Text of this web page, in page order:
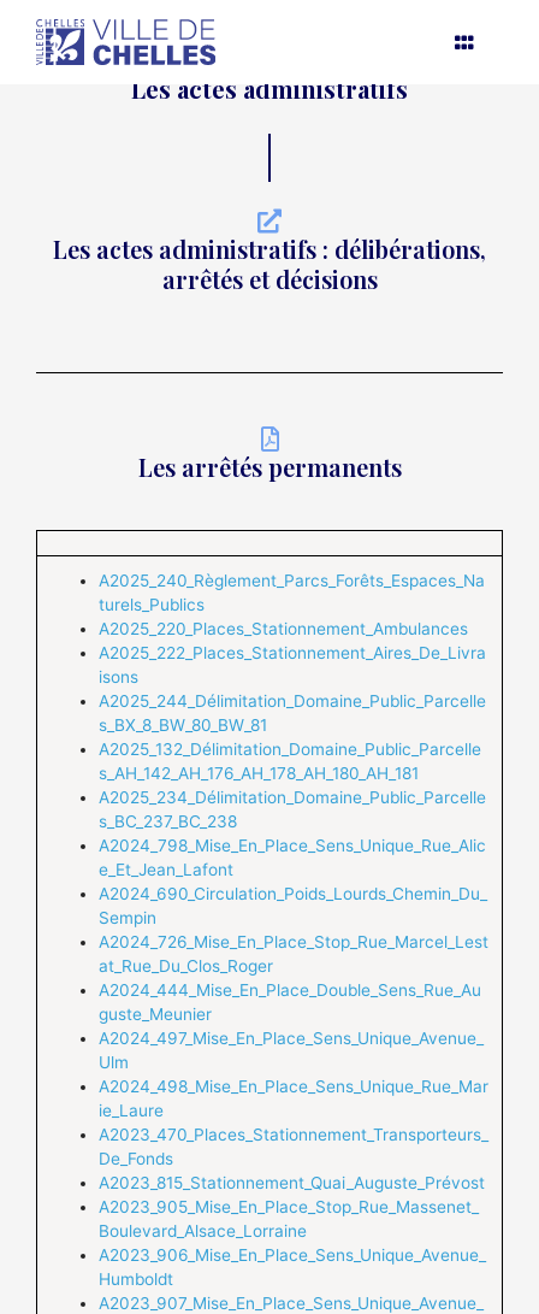
contenu
Les actes administratifs
Les actes administratifs : délibérations,
arrêtés et décisions
Les arrêtés permanents
A2025_240_Règlement_Parcs_Forêts_Espaces_Na
turels_Publics
A2025_220_Places_Stationnement_Ambulances
A2025_222_Places_Stationnement_Aires_De_Livra
isons
A2025_244_Délimitation_Domaine_Public_Parcelle
s_BX_8_BW_80_BW_81
A2025_132_Délimitation_Domaine_Public_Parcelle
s_AH_142_AH_176_AH_178_AH_180_AH_181
A2025_234_Délimitation_Domaine_Public_Parcelle
s_BC_237_BC_238
A2024_798_Mise_En_Place_Sens_Unique_Rue_Alic
e_Et_Jean_Lafont
A2024_690_Circulation_Poids_Lourds_Chemin_Du_
Sempin
A2024_726_Mise_En_Place_Stop_Rue_Marcel_Lest
at_Rue_Du_Clos_Roger
A2024_444_Mise_En_Place_Double_Sens_Rue_Au
guste_Meunier
A2024_497_Mise_En_Place_Sens_Unique_Avenue_
Ulm
A2024_498_Mise_En_Place_Sens_Unique_Rue_Mar
ie_Laure
A2023_470_Places_Stationnement_Transporteurs_
De_Fonds
A2023_815_Stationnement_Quai_Auguste_Prévost
A2023_905_Mise_En_Place_Stop_Rue_Massenet_
Boulevard_Alsace_Lorraine
A2023_906_Mise_En_Place_Sens_Unique_Avenue_
Humboldt
A2023_907_Mise_En_Place_Sens_Unique_Avenue_